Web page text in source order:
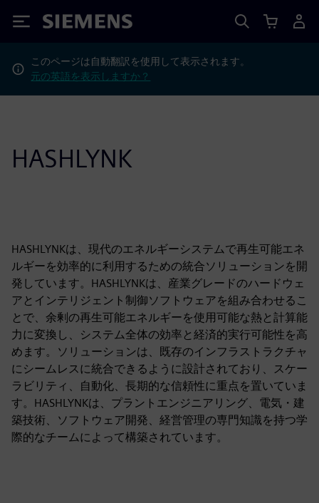
Siemens
このページは自動翻訳を使用して表示されます。
元の英語を表示しますか？
HASHLYNK
HASHLYNKは、現代のエネルギーシステムで再生可能エネ
ルギーを効率的に利用するための統合ソリューションを開
発しています。HASHLYNKは、産業グレードのハードウェ
アとインテリジェント制御ソフトウェアを組み合わせるこ
とで、余剰の再生可能エネルギーを使用可能な熱と計算能
力に変換し、システム全体の効率と経済的実行可能性を高
めます。ソリューションは、既存のインフラストラクチャ
にシームレスに統合できるように設計されており、スケー
ラビリティ、自動化、長期的な信頼性に重点を置いていま
す。HASHLYNKは、プラントエンジニアリング、電気・建
築技術、ソフトウェア開発、経営管理の専門知識を持つ学
際的なチームによって構築されています。